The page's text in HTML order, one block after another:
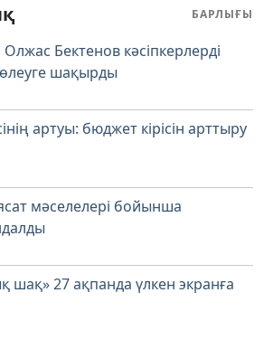
БАРЛЫҒЫ
Бектенов кәсіпкерлерді
шақырды
артуы: бюджет кірісін арттыру
мәселелері бойынша
шақ» 27 ақпанда үлкен экранға